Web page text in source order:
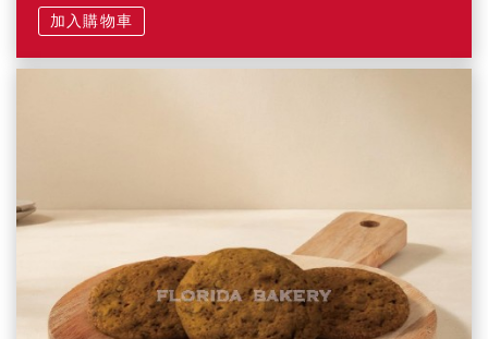
加入購物車